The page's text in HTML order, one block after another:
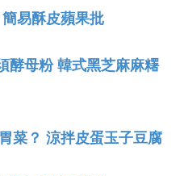
簡易酥皮蘋果批
酵母粉 韓式黑芝麻麻糬
菜？ 涼拌皮蛋玉子豆腐